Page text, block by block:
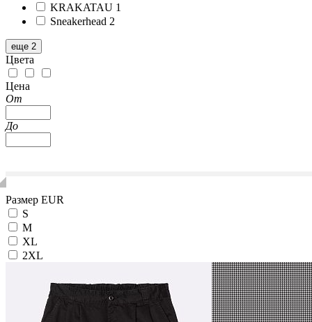
KRAKATAU 1
Sneakerhead 2
еще 2
Цвета
Цена
От
До
Размер EUR
S
M
XL
2XL